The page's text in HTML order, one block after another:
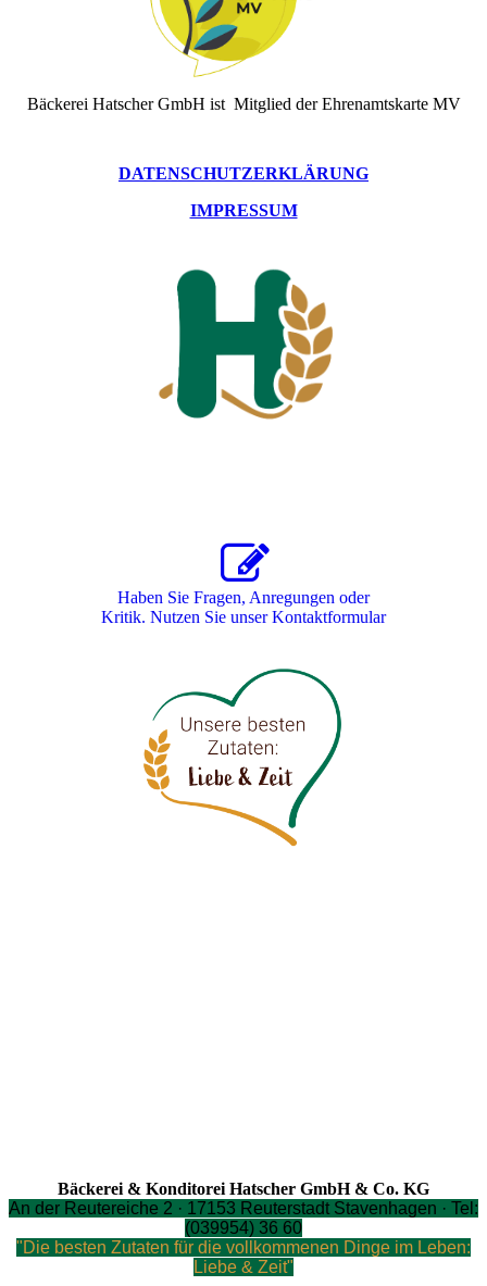
Bäckerei Hatscher GmbH ist Mitglied der Ehrenamtskarte MV
DATENSCHUTZERKLÄRUNG
IMPRESSUM
Haben Sie Fragen, Anregungen oder
Kritik. Nutzen Sie unser Kon­takt­for­mu­lar
Bäckerei & Konditorei Hatscher GmbH & Co. KG
An der Reutereiche 2 · 17153 Reuterstadt Stavenhagen · Tel:
(039954) 36 60
"Die besten Zutaten für die vollkommenen Dinge im Leben:
Liebe & Zeit"